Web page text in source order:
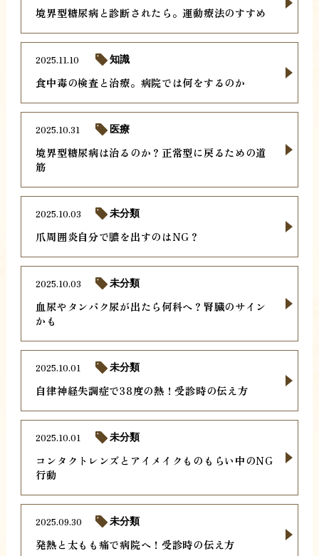
境界型糖尿病と診断されたら。運動療法のすすめ
食中毒の検査と治療。病院では何をするのか
2025.11.10 知識
境界型糖尿病は治るのか？正常型に戻るための道
筋
2025.10.31 医療
爪周囲炎自分で膿を出すのはNG？
2025.10.03 未分類
血尿やタンパク尿が出たら何科へ？腎臓のサイン
かも
2025.10.03 未分類
自律神経失調症で38度の熱！受診時の伝え方
2025.10.01 未分類
コンタクトレンズとアイメイクものもらい中のNG
行動
2025.10.01 未分類
発熱と太もも痛で病院へ！受診時の伝え方
2025.09.30 未分類